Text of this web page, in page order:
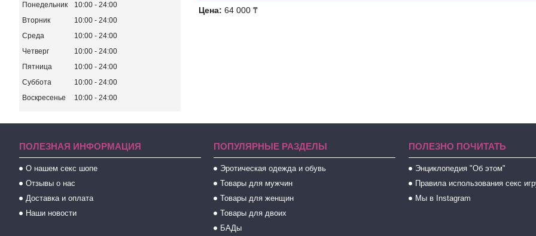
Цена: 64 000 ₸
Понедельник 10:00
24:00
Вторник
10:00
24:00
Среда
10:00
24:00
Четверг
10:00
24:00
Пятница
10:00
24:00
Суббота
10:00
24:00
Воскресенье
10:00 24:00
ПОЛЕЗНАЯ ИНФОРМАЦИЯ
О нашем секс шопе
Отзывы о нас
Доставка и оплата
Наши новости
ПОПУЛЯРНЫЕ РАЗДЕЛЫ
Эротическая одежда и обувь
Товары для мужчин
Товары для женщин
Товары для двоих
БАДы
ПОЛЕЗНО ПОЧИТАТЬ
Энциклопедия "Об этом"
Правила использования секс
Мы в Instagram